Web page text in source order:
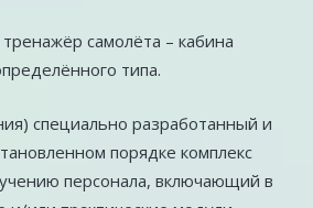
самолёта – кабина
типа.
специально разработанный и
порядке комплекс
персонала, включающий в